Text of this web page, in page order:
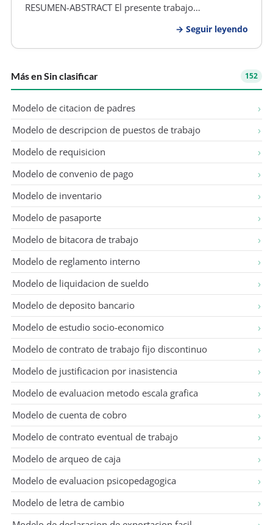
RESUMEN-ABSTRACT El presente trabajo
impacto de los modelos 1: 1 en la familia desde la
creencia de que existe una carencia co…
Seguir leyendo
Más en Sin clasificar 152
Modelo de citacion de padres
Modelo de descripcion de puestos de trabajo
Modelo de requisicion
Modelo de convenio de pago
Modelo de inventario
Modelo de pasaporte
Modelo de bitacora de trabajo
Modelo de reglamento interno
Modelo de liquidacion de sueldo
Modelo de deposito bancario
Modelo de estudio socio-economico
Modelo de contrato de trabajo fijo discontinuo
Modelo de justificacion por inasistencia
Modelo de evaluacion metodo escala grafica
Modelo de cuenta de cobro
Modelo de contrato eventual de trabajo
Modelo de arqueo de caja
Modelo de evaluacion psicopedagogica
Modelo de letra de cambio